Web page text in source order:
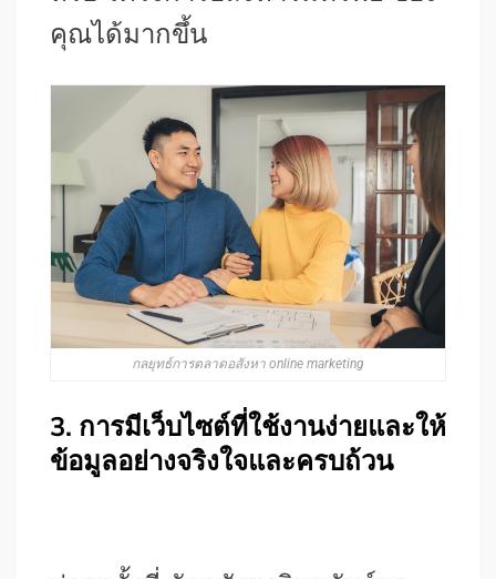
คุณได้มากขึ้น
กลยุทธ์การตลาดอสังหา online marketing
3. การมีเว็บไซต์ที่ใช้งานง่ายและให้
ข้อมูลอย่างจริงใจและครบถ้วน